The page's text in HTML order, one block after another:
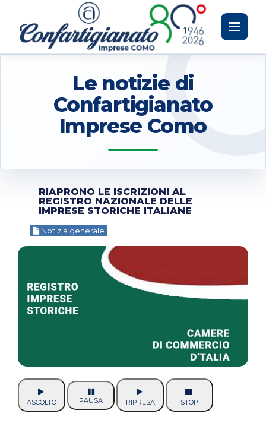
Toggle
Le notizie di
Confartigianato
Imprese Como
RIAPRONO LE ISCRIZIONI AL
REGISTRO NAZIONALE DELLE
IMPRESE STORICHE ITALIANE
Notizia generale
ASCOLTO PAUSA RIPRESA STOP